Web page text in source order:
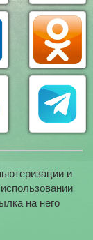
и
на него